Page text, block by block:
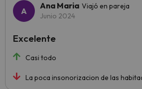
Ana Maria Viajó en pareja
Junio 2024
Casi todo
La poca insonorizacion de las
Excelente